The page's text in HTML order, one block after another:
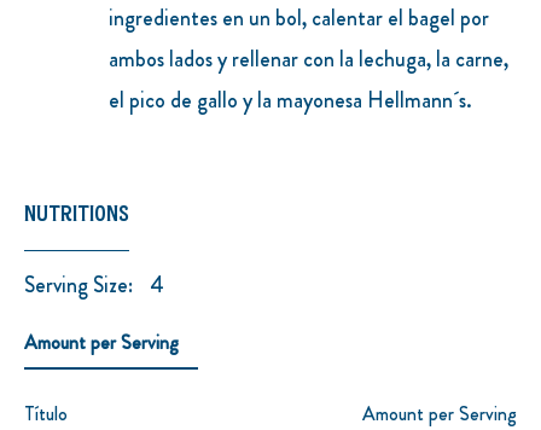
ingredientes en un bol, calentar el bagel por
ambos lados y rellenar con la lechuga, la carne,
el pico de gallo y la mayonesa Hellmann´s.
NUTRITIONS
Serving Size: 4
Amount per Serving
Título
Amount per Serving